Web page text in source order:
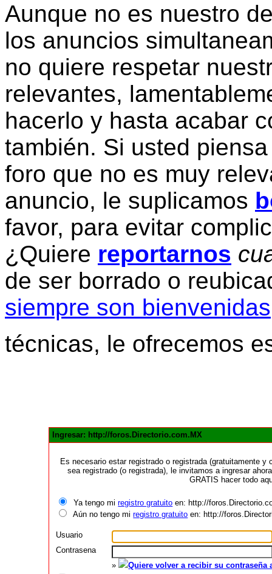
Aunque no es nuestro
los anuncios
no quiere respetar
relevantes,
hacerlo y hasta acabar
también. Si usted
foro que no es muy
anuncio, le suplicamos
favor, para evitar
¿Quiere reportarnos
de ser borrado o
siempre son bienvenidas
técnicas, le ofrecemos
Ingresar: http://foros.Directorio.com.MX
Es necesario estar registrado o registrada (gratuitamente
sea registrado (o registrada), le invitamos a ingresar
GRATIS hacer todo
Ya tengo miregistro gratuito en: http://
Aún no tengo miregistro gratuito en: http://
Usuario
Contrasena
»
Quiere volver a recibir su